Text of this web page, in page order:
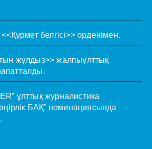
белгісі>> орденімен.
жұлдыз>> жалпыұлттық
ұлттық журналистика
БАҚ” номинациясында